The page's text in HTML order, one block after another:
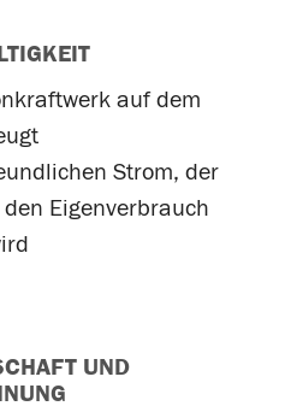
auf dem
Strom, der
Eigenverbrauch
UND